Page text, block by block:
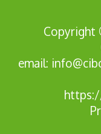
Copyright
email: